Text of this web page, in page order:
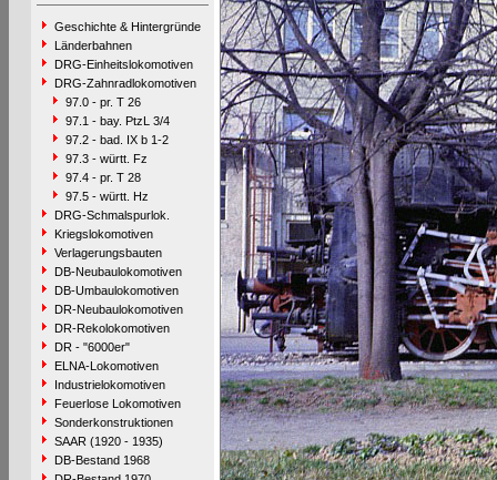
Geschichte & Hintergründe
Länderbahnen
DRG-Einheitslokomotiven
DRG-Zahnradlokomotiven
97.0 - pr. T 26
97.1 - bay. PtzL 3/4
97.2 - bad. IX b 1-2
97.3 - württ. Fz
97.4 - pr. T 28
97.5 - württ. Hz
DRG-Schmalspurlok.
Kriegslokomotiven
Verlagerungsbauten
DB-Neubaulokomotiven
DB-Umbaulokomotiven
DR-Neubaulokomotiven
DR-Rekolokomotiven
DR - "6000er"
ELNA-Lokomotiven
Industrielokomotiven
Feuerlose Lokomotiven
Sonderkonstruktionen
SAAR (1920 - 1935)
DB-Bestand 1968